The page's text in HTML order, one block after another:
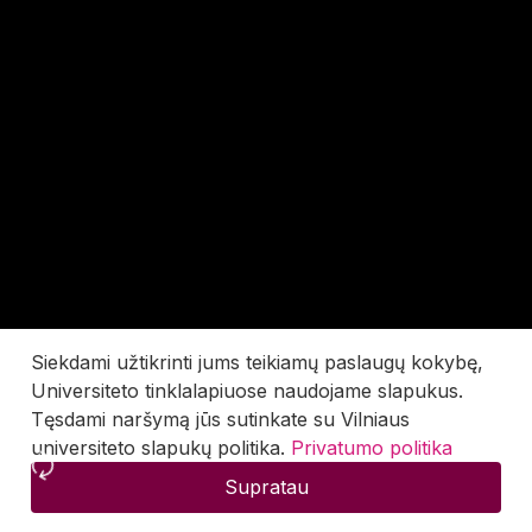
Siekdami užtikrinti jums teikiamų paslaugų kokybę,
Universiteto tinklalapiuose naudojame slapukus.
Tęsdami naršymą jūs sutinkate su Vilniaus
universiteto slapukų politika. Privatumo politika
Supratau